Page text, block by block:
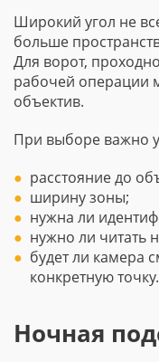
Широкий угол не
больше
Для ворот,
рабочей операции
объектив.
При выборе важно
расстояние до
ширину зоны;
нужна ли
нужно ли читать
будет ли камера
конкретную точку.
Ночная